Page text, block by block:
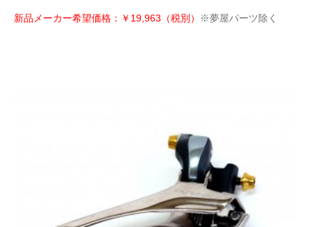
新品メーカー希望価格：￥19,963（税別） ※夢屋パーツ除く